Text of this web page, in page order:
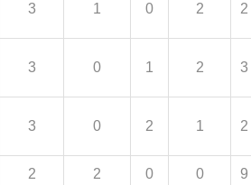
3 1 0 2 2
3 0 1 2 3
3 0 2 1 2
2 2 0 0 9